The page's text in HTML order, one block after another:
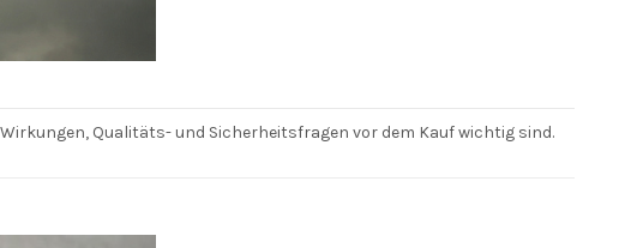
Qualitäts- und Sicherheitsfragen vor dem Kauf wichtig sind.